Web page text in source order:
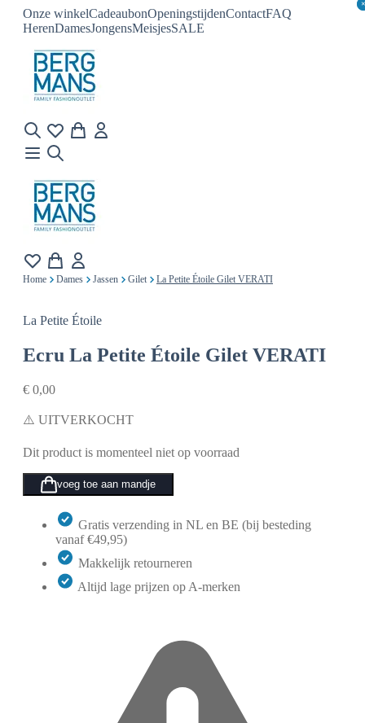
Onze winkelCadeaubonOpeningstijdenContactFAQ
HerenDamesJongensMeisjesSALE
×
×
Home Dames Jassen Gilet La Petite Étoile Gilet VERATI
La Petite Étoile
Ecru La Petite Étoile Gilet VERATI
€ 0,00
⚠️ UITVERKOCHT
Dit product is momenteel niet op voorraad
voeg toe aan mandje
Gratis verzending in NL en BE (bij besteding
vanaf €49,95)
Makkelijk retourneren
Altijd lage prijzen op A-merken